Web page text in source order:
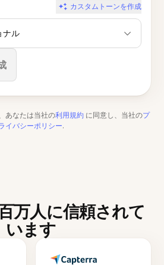
カスタムトーンを作成
ナル
あなたは当社の利用規約 に同意し、当社のプ
イバシーポリシー.
万人に信頼されて
います